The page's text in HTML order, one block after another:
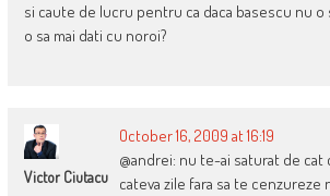
si caute de lucru pentru ca daca basescu nu o
o sa mai dati cu noroi?
Victor Ciutacu
October 16, 2009 at 16:19
@andrei: nu te-ai saturat de cat
cateva zile fara sa te cenzureze